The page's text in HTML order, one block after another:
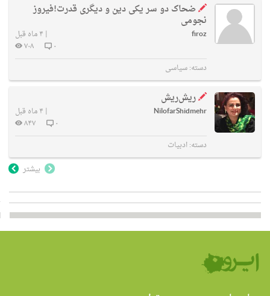
ضحاک دو سر یکی دین و دیگری قدرت!فیروز
نجومی
firoz
| ۴ ماه قبل
۰
۷۰۸
دسته:سیاسی
ریش‌ریش
NilofarShidmehr
| ۴ ماه قبل
۰
۸۴۷
دسته:ادبیات
بیشتر